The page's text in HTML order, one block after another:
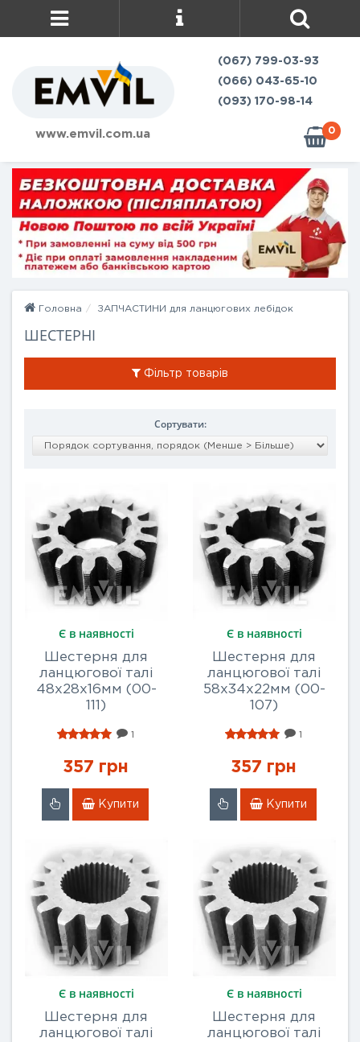
www.emvil.com.ua
(067) 799-03-93
(066) 043-65-10
(093) 170-98-14
0
Головна ЗАПЧАСТИНИ для ланцюгових лебідок
ШЕСТЕРНІ
Фільтр товарів
Сортувати:
Є в наявності
Шестерня для
ланцюгової талі
48х28x16мм (00-
111)
1
357 грн
Купити
Є в наявності
Шестерня для
ланцюгової талі
58х34x22мм (00-
107)
1
357 грн
Купити
Є в наявності
Шестерня для
ланцюгової талі
Є в наявності
Шестерня для
ланцюгової талі